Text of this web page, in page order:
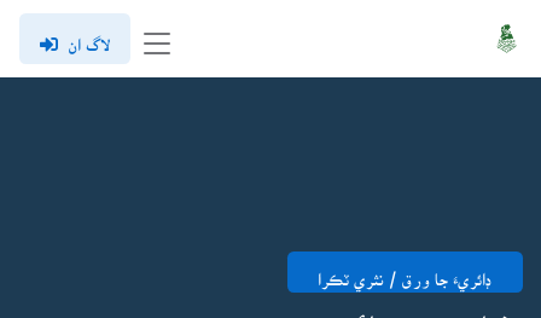
لاگ ان
ڊائريءَ جا ورق / نثري ٽڪرا